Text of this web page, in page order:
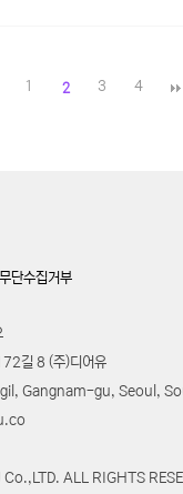
1 2 3 4
단수집거부
길 8 (주)디어유
Gangnam-gu, Seoul,
ALL RIGHTS